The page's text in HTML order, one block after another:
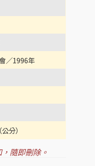
1996年
分）
隨即刪除。